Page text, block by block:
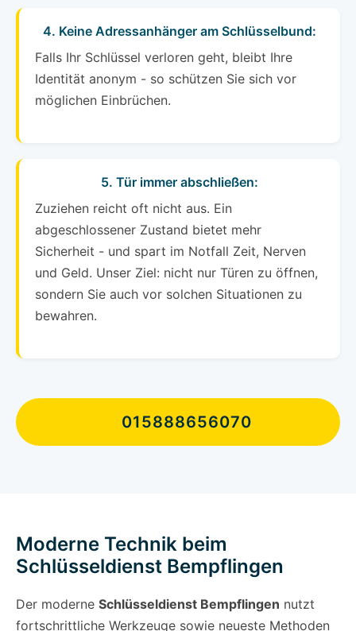
4. Keine Adressanhänger am Schlüsselbund:
Falls Ihr Schlüssel verloren geht, bleibt Ihre
Identität anonym - so schützen Sie sich vor
möglichen Einbrüchen.
5. Tür immer abschließen:
Zuziehen reicht oft nicht aus. Ein
abgeschlossener Zustand bietet mehr
Sicherheit - und spart im Notfall Zeit, Nerven
und Geld. Unser Ziel: nicht nur Türen zu öffnen,
sondern Sie auch vor solchen Situationen zu
bewahren.
015888656070
Moderne Technik beim
Schlüsseldienst Bempflingen
Der moderne Schlüsseldienst Bempflingen nutzt
fortschrittliche Werkzeuge sowie neueste Methoden